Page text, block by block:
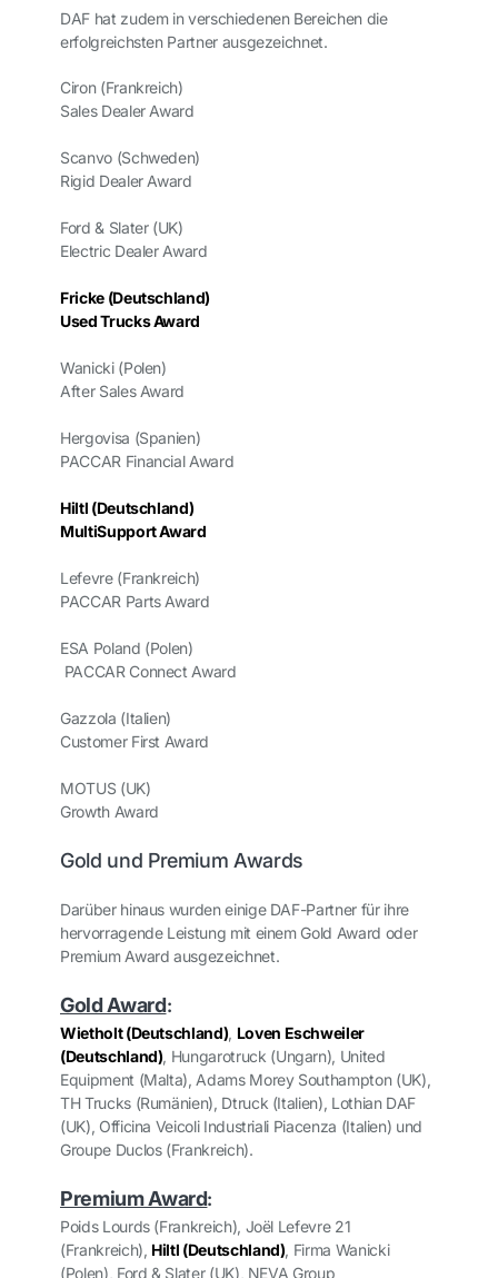
DAF hat zudem in verschiedenen Bereichen die
erfolgreichsten Partner ausgezeichnet.
Ciron (Frankreich)
Sales Dealer Award
Scanvo (Schweden)
Rigid Dealer Award
Ford & Slater (UK)
Electric Dealer Award
Fricke (Deutschland)
Used Trucks Award
Wanicki (Polen)
After Sales Award
Hergovisa (Spanien)
PACCAR Financial Award
Hiltl (Deutschland)
MultiSupport Award
Lefevre (Frankreich)
PACCAR Parts Award
ESA Poland (Polen)
PACCAR Connect Award
Gazzola (Italien)
Customer First Award
MOTUS (UK)
Growth Award
Gold und Premium Awards
Darüber hinaus wurden einige DAF-Partner für ihre
hervorragende Leistung mit einem Gold Award oder
Premium Award ausgezeichnet.
Gold Award:
Wietholt (Deutschland), Loven Eschweiler
(Deutschland), Hungarotruck (Ungarn), United
Equipment (Malta), Adams Morey Southampton (UK),
TH Trucks (Rumänien), Dtruck (Italien), Lothian DAF
(UK), Officina Veicoli Industriali Piacenza (Italien) und
Groupe Duclos (Frankreich).
Premium Award:
Poids Lourds (Frankreich), Joël Lefevre 21
(Frankreich), Hiltl (Deutschland), Firma Wanicki
(Polen), Ford & Slater (UK), NEVA Group